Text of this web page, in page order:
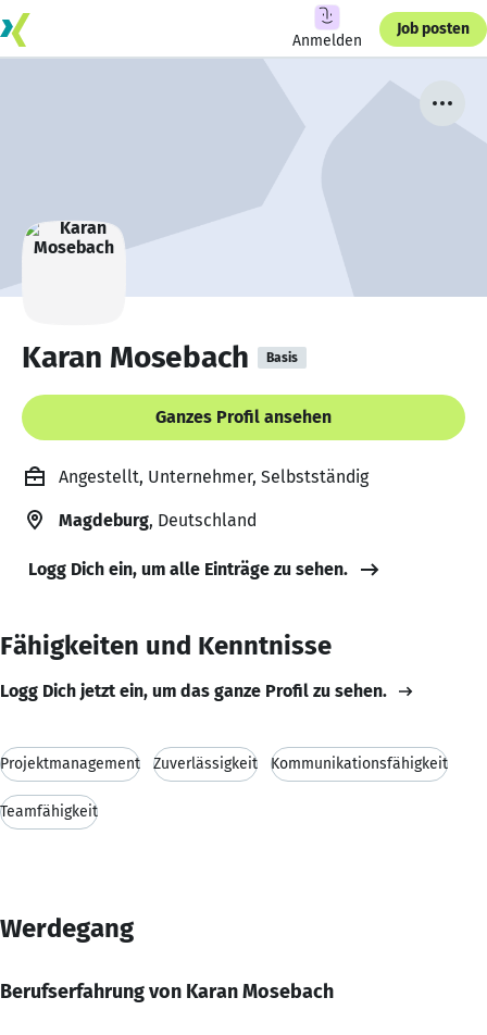
Anmelden
Job posten
Karan Mosebach Basis
Ganzes Profil ansehen
Angestellt, Unternehmer, Selbstständig
Magdeburg, Deutschland
Logg Dich ein, um alle Einträge zu sehen.
Fähigkeiten und Kenntnisse
Logg Dich jetzt ein, um das ganze Profil zu sehen.
Projektmanagement Zuverlässigkeit Kommunikationsfähigkeit
Teamfähigkeit
Werdegang
Berufserfahrung von Karan Mosebach